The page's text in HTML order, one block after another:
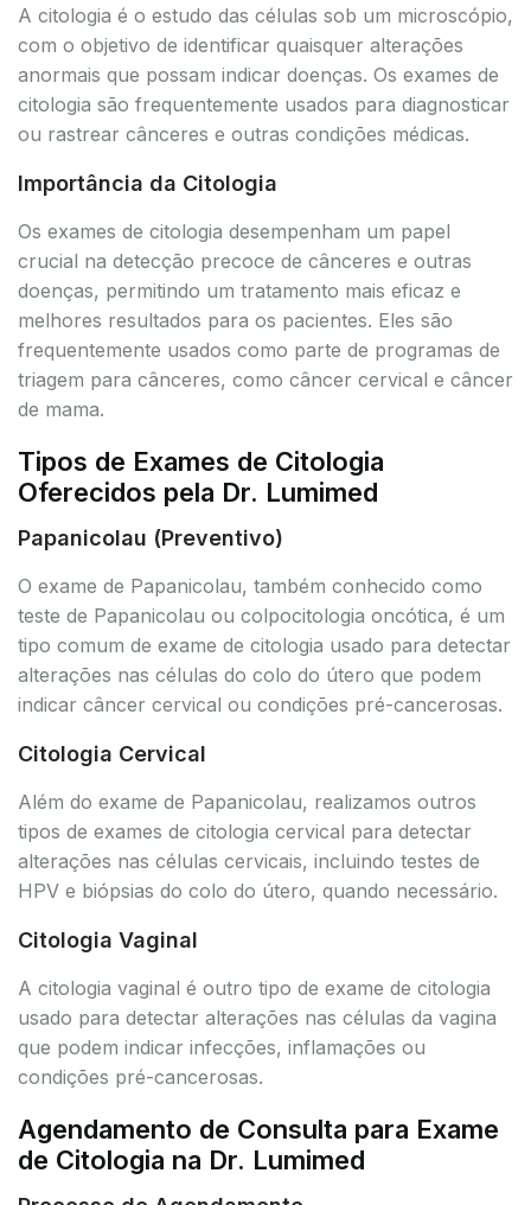
A citologia é o estudo das células sob um microscópio,
com o objetivo de identificar quaisquer alterações
anormais que possam indicar doenças. Os exames de
citologia são frequentemente usados para diagnosticar
ou rastrear cânceres e outras condições médicas.
Importância da Citologia
Os exames de citologia desempenham um papel
crucial na detecção precoce de cânceres e outras
doenças, permitindo um tratamento mais eficaz e
melhores resultados para os pacientes. Eles são
frequentemente usados como parte de programas de
triagem para cânceres, como câncer cervical e câncer
de mama.
Tipos de Exames de Citologia
Oferecidos pela Dr. Lumimed
Papanicolau (Preventivo)
O exame de Papanicolau, também conhecido como
teste de Papanicolau ou colpocitologia oncótica, é um
tipo comum de exame de citologia usado para detectar
alterações nas células do colo do útero que podem
indicar câncer cervical ou condições pré-cancerosas.
Citologia Cervical
Além do exame de Papanicolau, realizamos outros
tipos de exames de citologia cervical para detectar
alterações nas células cervicais, incluindo testes de
HPV e biópsias do colo do útero, quando necessário.
Citologia Vaginal
A citologia vaginal é outro tipo de exame de citologia
usado para detectar alterações nas células da vagina
que podem indicar infecções, inflamações ou
condições pré-cancerosas.
Agendamento de Consulta para Exame
de Citologia na Dr. Lumimed